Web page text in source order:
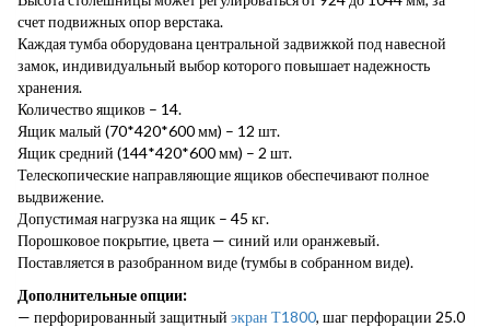
счет подвижных опор верстака.
Каждая тумба оборудована центральной задвижкой под навесной
замок, индивидуальный выбор которого повышает надежность
хранения.
Количество ящиков – 14.
Ящик малый (70*420*600 мм) – 12 шт.
Ящик средний (144*420*600 мм) – 2 шт.
Телескопические направляющие ящиков обеспечивают полное
выдвижение.
Допустимая нагрузка на ящик – 45 кг.
Порошковое покрытие, цвета — синий или оранжевый.
Поставляется в разобранном виде (тумбы в собранном виде).
Дополнительные опции:
— перфорированный защитный экран Т1800, шаг перфорации 25.0